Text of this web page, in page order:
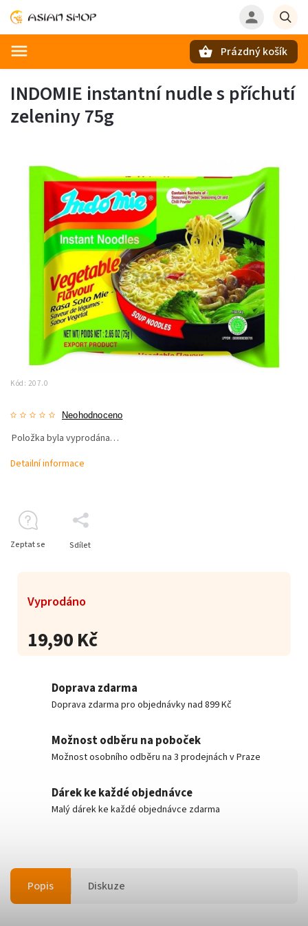
Prázdný košík
INDOMIE instantní nudle s příchutí
zeleniny 75g
Kód: 207.0
Neohodnoceno
19,90 Kč
Vyprodáno
Položka byla vyprodána…
Detailní informace
Zeptat se Sdílet
Doprava zdarma
Doprava zdarma pro objednávky nad 899 Kč
Možnost odběru na poboček
Možnost osobního odběru na 3 prodejnách v Praze
Dárek ke každé objednávce
Malý dárek ke každé objednávce zdarma
Popis Diskuze